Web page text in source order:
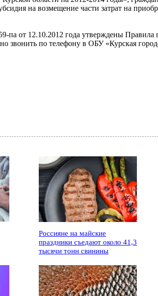
на возмещение части затрат на
от 12.10.2012 года утверждены Правила
звонить по телефону в ОБУ «Курская
Россияне на майские
праздники съедают около 41,3
тысячи тонн свинины